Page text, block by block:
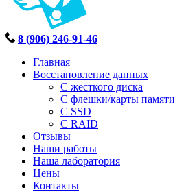
8 (906) 246-91-46
Главная
Восстановление данных
С жесткого диска
С флешки/карты памяти
С SSD
С RAID
Отзывы
Наши работы
Наша лаборатория
Цены
Контакты